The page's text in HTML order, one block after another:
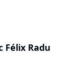
Félix Radu